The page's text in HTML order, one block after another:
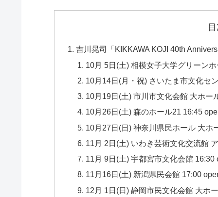
吉川晃司「KIKKAWA KOJI 40th
10月 5日(土) 相模女子大学グリーン
10月14日(月・祝) さいたま市文化セ
10月19日(土) 市川市文化会館 大ホー
10月26日(土) 森のホール21 16:45
10月27日(日) 神奈川県民ホール 大ホ
11月 2日(土) いわき芸術文化交流館
11月 9日(土) 宇都宮市文化会館 16:30
11月16日(土) 新潟県民会館 17:00
12月 1日(日) 静岡市民文化会館 大ホ